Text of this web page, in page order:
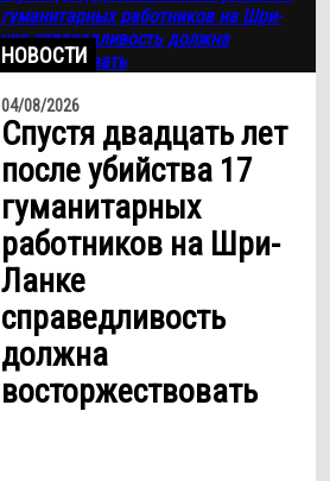
НОВОСТИ
04/08/2026
Спустя двадцать лет
после убийства 17
гуманитарных
работников на Шри-
Ланке
справедливость
должна
восторжествовать